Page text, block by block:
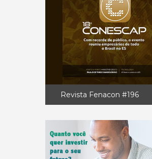
Revista Fenacon #196